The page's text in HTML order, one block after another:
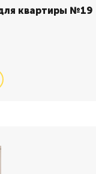
квартиры №19